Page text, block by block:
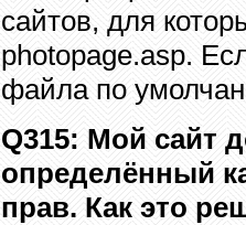
сайтов, для
photopage.asp.
файла по
Q315: Мой сайт
определённый
прав. Как это